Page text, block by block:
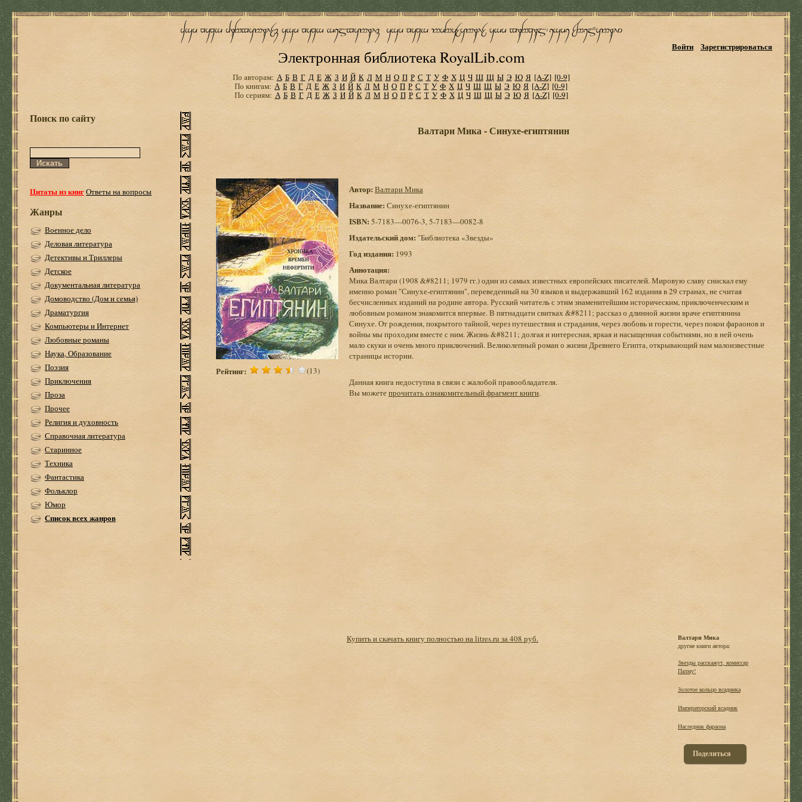
Электронная библиотека RoyalLib.com
Войти Зарегистрироваться
По авторам: А Б В Г Д Е Ж З И Й К Л М Н О П Р С Т У Ф Х Ц Ч Ш Щ Ы Э Ю Я [A-Z] [0-9]
По книгам: А Б В Г Д Е Ж З И Й К Л М Н О П Р С Т У Ф Х Ц Ч Ш Щ Ы Э Ю Я [A-Z] [0-9]
По сериям: А Б В Г Д Е Ж З И Й К Л М Н О П Р С Т У Ф Х Ц Ч Ш Щ Ы Э Ю Я [A-Z] [0-9]
Поиск по сайту
Цитаты из книгОтветы на вопросы
Жанры
Военное дело
Деловая литература
Детективы и Триллеры
Детское
Документальная литература
Домоводство (Дом и семья)
Драматургия
Компьютеры и Интернет
Любовные романы
Наука, Образование
Поэзия
Приключения
Проза
Прочее
Религия и духовность
Справочная литература
Старинное
Техника
Фантастика
Фольклор
Юмор
Список всех жанров
Валтари Мика - Синухе-египтянин
Рейтинг: (13)
Автор: Валтари Мика
Название: Синухе-египтянин
ISBN:5-7183—0076-3, 5-7183—0082-8
Издательский дом: "Библиотека «Звезды»
Год издания: 1993
Аннотация:
Мика Валтари (1908 &#8211; 1979 гг.) один из самых известных европейских писателей. Мировую славу снискал ему
именно роман "Синухе-египтянин", переведенный на 30 языков и выдержавший 162 издания в 29 странах, не считая
бесчисленных изданий на родине автора. Русский читатель с этим знаменитейшим историческим, приключенческим и
любовным романом знакомится впервые. В пятнадцати свитках &#8211; рассказ о длинной жизни враче египтянина
Синухе. От рождения, покрытого тайной, через путешествия и страдания, через любовь и горести, через покои фараонов и
войны мы проходим вместе с ним. Жизнь &#8211; долгая и интересная, яркая и насыщенная событиями, но в ней очень
мало скуки и очень много приключений. Великолепный роман о жизни Древнего Египта, открывающий нам малоизвестные
страницы истории.
Данная книга недоступна в связи с жалобой правообладателя.
Вы можетепрочитать ознакомительный фрагмент книги.
Купить и скачать книгу полностью на litres.ru за 408 руб.
Валтари Мика
другие книги автора:
Звезды расскажут, комиссар
Палму!
Золотое кольцо всадника
Императорский всадник
Наследник фараона
Поделиться